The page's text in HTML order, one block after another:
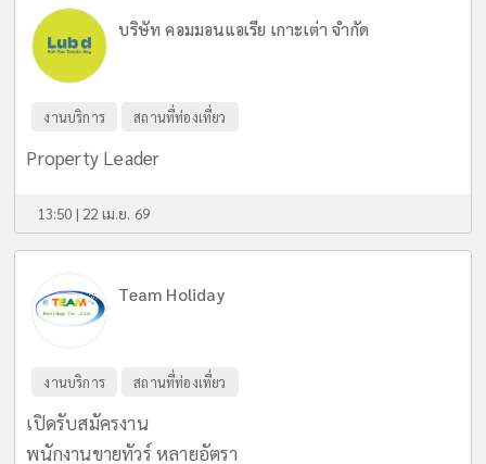
บริษัท คอมมอนแอเรีย เกาะเต่า จำกัด
งานบริการ สถานที่ท่องเที่ยว
Property Leader
13:50 | 22 เม.ย. 69
Team Holiday
งานบริการ สถานที่ท่องเที่ยว
เปิดรับสมัครงาน
พนักงานขายทัวร์ หลายอัตรา